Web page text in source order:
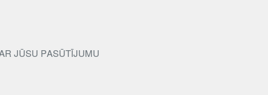
JŪSU PASŪTĪJUMU